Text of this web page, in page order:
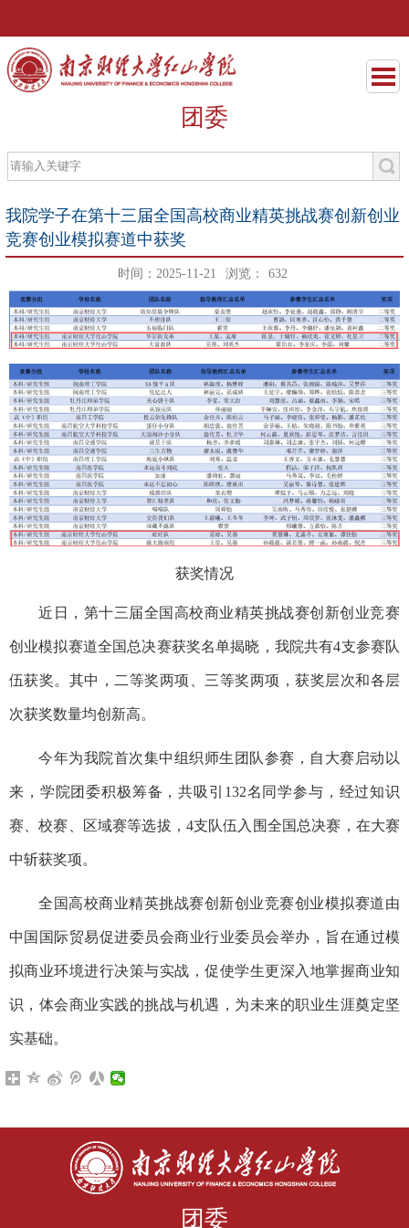
团委
我院学子在第十三届全国高校商业精英挑战赛创新创业
竞赛创业模拟赛道中获奖
时间：2025-11-21 浏览： 632
获奖情况
近日，第十三届全国高校商业精英挑战赛创新创业竞赛
创业模拟赛道全国总决赛获奖名单揭晓，我院共有4支参赛队
伍获奖。其中，二等奖两项、三等奖两项，获奖层次和各层
次获奖数量均创新高。
今年为我院首次集中组织师生团队参赛，自大赛启动以
来，学院团委积极筹备，共吸引 132名同学参与，经过知识
赛、校赛、区域赛等选拔，4支队伍入围全国总决赛，在大赛
中斩获奖项。
全国高校商业精英挑战赛创新创业竞赛创业模拟赛道由
中国国际贸易促进委员会商业行业委员会举办，旨在通过模
拟商业环境进行决策与实战，促使学生更深入地掌握商业知
识，体会商业实践的挑战与机遇，为未来的职业生涯奠定坚
实基础。
团委